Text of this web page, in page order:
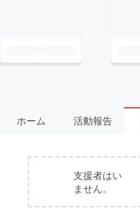
ホーム 活動報告
支援者はい
ません。